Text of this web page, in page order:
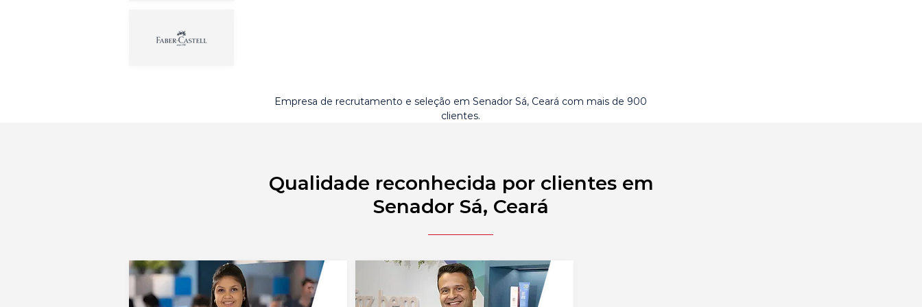
Empresa de recrutamento e seleção em Senador Sá, Ceará com mais de 900
clientes.
Qualidade reconhecida por clientes em
Senador Sá, Ceará